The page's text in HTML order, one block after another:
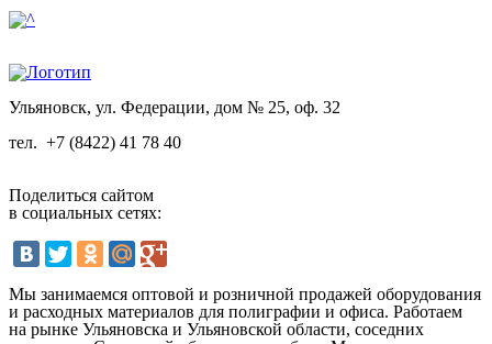
Ульяновск, ул. Федерации, дом № 25, оф. 32
тел. +7 (8422) 41 78 40
Поделиться сайтом
в социальных сетях:
Мы занимаемся оптовой и розничной продажей оборудования
и расходных материалов для полиграфии и офиса. Работаем
на рынке Ульяновска и Ульяновской области, соседних